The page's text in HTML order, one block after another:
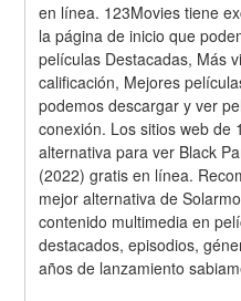
en línea. 123Movies tiene
la página de inicio que
películas Destacadas, Más
calificación, Mejores
podemos descargar y ver
conexión. Los sitios web de
alternativa para ver Black
(2022) gratis en línea.
mejor alternativa de
contenido multimedia en
destacados, episodios,
años de lanzamiento